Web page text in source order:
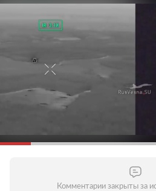
Комментарии закрыты за